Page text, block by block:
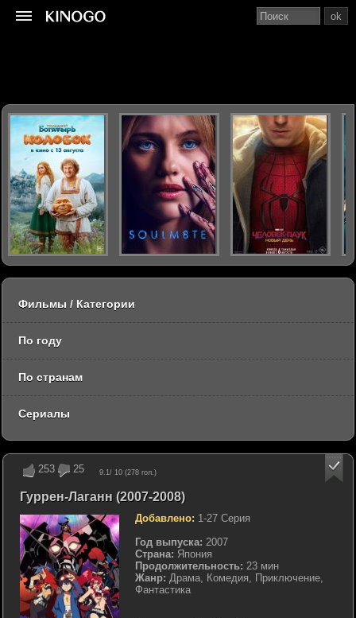
253 25 9.1 / 10 (278 гол.)
Гуррен-Лаганн (2007-2008)
Добавлено: 1-27 Серия
Год выпуска: 2007
Страна: Япония
Продолжительность: 23 мин
Жанр: Драма, Комедия, Приключение,
Фантастика
ok
Фильмы / Категории
По году
По странам
Сериалы